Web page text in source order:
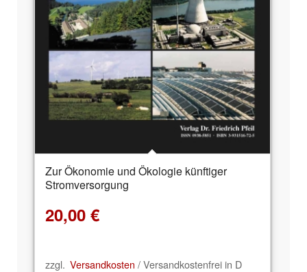
Zur Ökonomie und Ökologie künftiger
Stromversorgung
20,00 €
zzgl. Versandkosten / Versandkostenfrei in D